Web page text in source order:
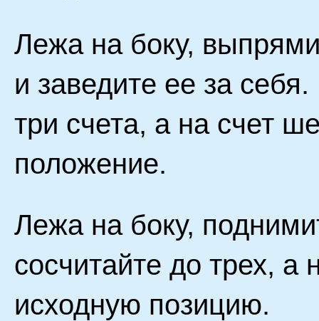
Лежа на боку,
и заведите ее за
три счета, а на счет
положение.
Лежа на боку,
сосчитайте до трех, а
исходную позицию.